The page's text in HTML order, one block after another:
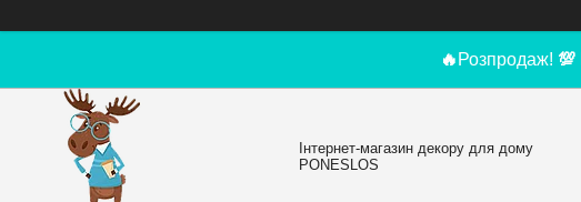
🔥 Розпродаж! 💯
Інтернет-магазин декору для дому
PONESLOS